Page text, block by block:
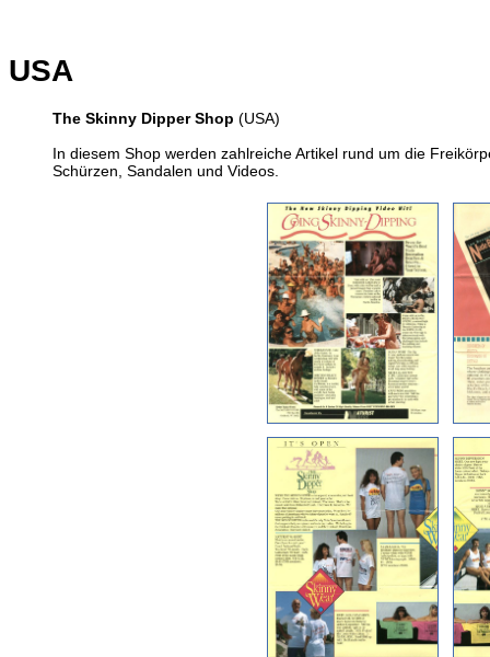
USA
The Skinny Dipper Shop (USA)
In diesem Shop werden zahlreiche Artikel rund um die
Schürzen, Sandalen und Videos.